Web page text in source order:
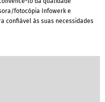
fotocópia Infowerk e
confiável às suas necessidades